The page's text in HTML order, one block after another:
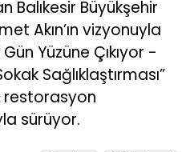
Balıkesir Büyükşehir
Akın’ın vizyonuyla
Yüzüne Çıkıyor -
Sağlıklaştırması”
restorasyon
sürüyor.